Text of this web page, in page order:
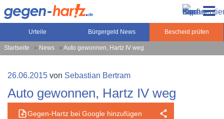
Inhalt
springen
Gegen-Hartz.de – Sozialrecht, Rente, Pflege und
Grundsicherung
Urteile, News und Ratgeber rund um das Sozialrecht,
Grundsicherung und Rente
Urteile Bürgergeld News Bescheid prüfen
Startseite » News » Auto gewonnen, Hartz IV weg
Veröffentlicht
26.06.2015 von Sebastian Bertram
Auto gewonnen, Hartz IV weg
Gegen-Hartz bei Google hinzufügen